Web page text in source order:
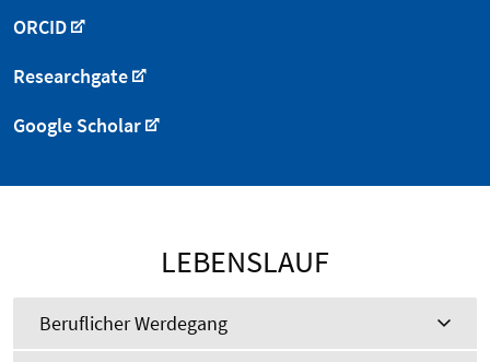
ORCID
Researchgate
Google Scholar
LEBENSLAUF
Beruflicher Werdegang